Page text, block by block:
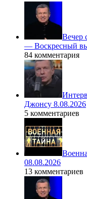
Вечер
— Воскресный
84 комментария
Джонсу 8.08.2026
5 комментариев
08.08.2026
13 комментариев